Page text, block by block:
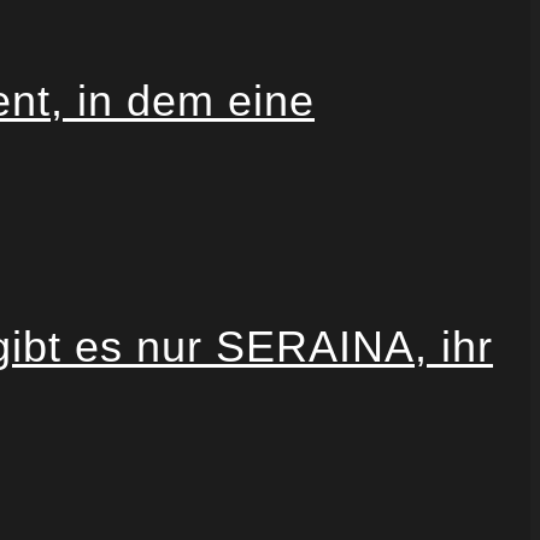
in dem eine
es nur SERAINA, ihr